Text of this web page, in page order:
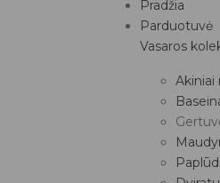
Pradžia
Parduotuvė
Vasaros
Akiniai